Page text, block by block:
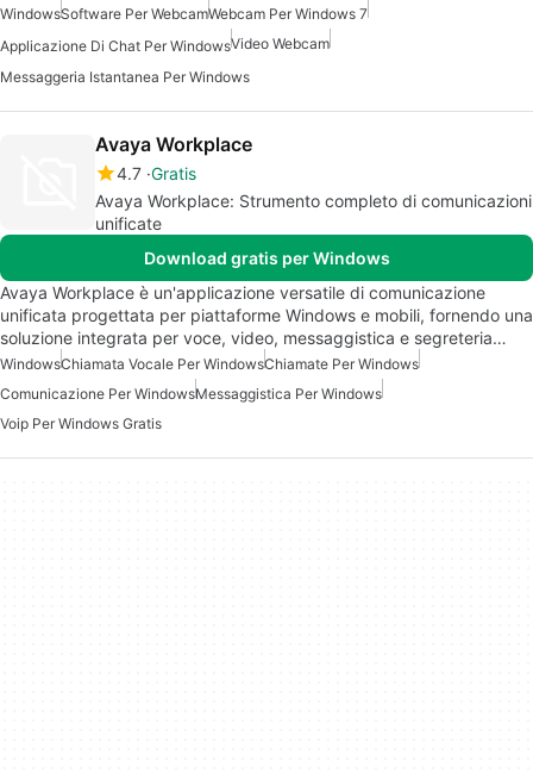
WindowsSoftware Per WebcamWebcam Per Windows 7
Applicazione Di Chat Per WindowsVideo Webcam
Messaggeria Istantanea Per Windows
Avaya Workplace
4.7 Gratis
Avaya Workplace: Strumento completo di comunicazioni
unificate
Download gratis per Windows
Avaya Workplace è un'applicazione versatile di comunicazione
unificata progettata per piattaforme Windows e mobili, fornendo una
soluzione integrata per voce, video, messaggistica e segreteria…
WindowsChiamata Vocale Per WindowsChiamate Per Windows
Comunicazione Per WindowsMessaggistica Per Windows
Voip Per Windows Gratis